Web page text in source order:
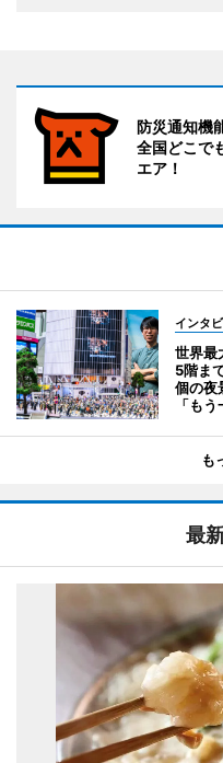
防災通知機
全国どこで
エア！
インタ
世界最
5階ま
個の
「も
も
最